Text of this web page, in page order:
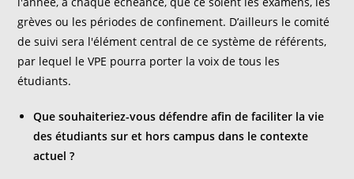
grèves ou les périodes de confinement. D’ailleurs le comité
de suivi sera l'élément central de ce système de référents,
par lequel le VPE pourra porter la voix de tous les
étudiants.
Que souhaiteriez-vous défendre afin de faciliter la vie
des étudiants sur et hors campus dans le contexte
actuel ?